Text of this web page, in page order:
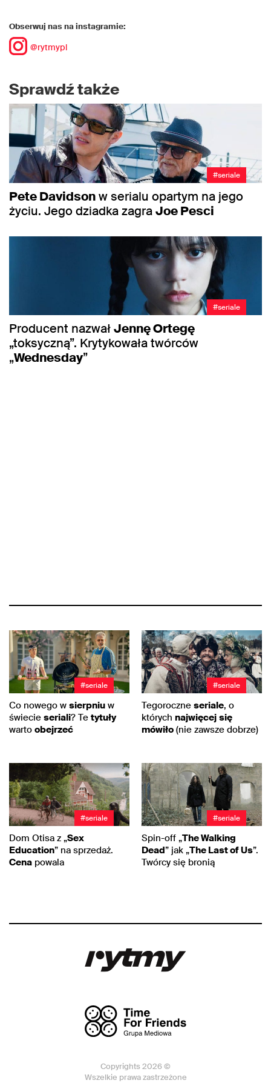
Obserwuj nas na instagramie:
@rytmypl
Sprawdź także
#seriale
Pete Davidsonw serialu opartym na jego
życiu. Jego dziadka zagraJoe Pesci
#seriale
Producent nazwałJennę Ortegę
„toksyczną”. Krytykowała twórców
„Wednesday”
#seriale
Co nowego w sierpniu w
świecie seriali? Te tytuły
warto obejrzeć
#seriale
Tegoroczne seriale, o
których najwięcej się
mówiło (nie zawsze dobrze)
#seriale
Dom Otisa z „Sex
Education” na sprzedaż.
Cena powala
#seriale
Spin-off „The Walking
Dead” jak „The Last of Us”.
Twórcy się bronią
Copyrights 2026 ©
Wszelkie prawa zastrzeżone